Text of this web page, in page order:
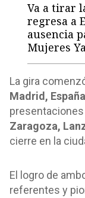
Va a tirar
regresa a
ausencia
Mujeres
La gira
Madrid,
Zaragoza,
cierre en la
El logro de
referentes y